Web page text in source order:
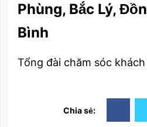
Phùng, Bắc Lý,
Bình
Tổng đài chăm sóc
Chia sẻ: